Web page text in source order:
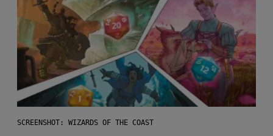
SCREENSHOT: WIZARDS OF THE COAST